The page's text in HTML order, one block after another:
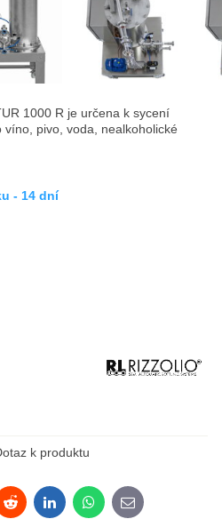
1000 R je určena k sycení
pivo, voda, nealkoholické
- 14 dní
k produktu
RedditLinkedInWhatsApp
E-mail